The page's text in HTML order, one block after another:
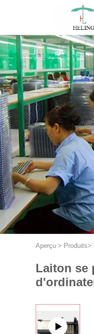
Aperçu > Produits>
Laiton se